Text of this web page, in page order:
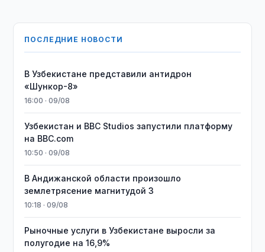
ПОСЛЕДНИЕ НОВОСТИ
В Узбекистане представили антидрон
«Шункор-8»
16:00 · 09/08
Узбекистан и BBC Studios запустили платформу
на BBC.com
10:50 · 09/08
В Андижанской области произошло
землетрясение магнитудой 3
10:18 · 09/08
Рыночные услуги в Узбекистане выросли за
полугодие на 16,9%